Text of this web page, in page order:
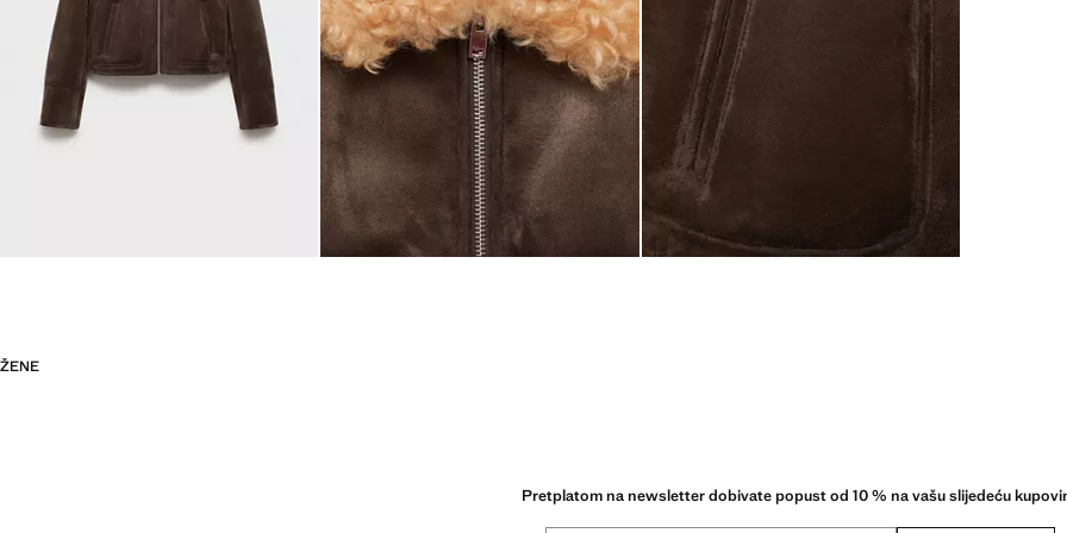
ŽENE
Pretplatom na newsletter dobivate popust od 10 % na vašu slijedeću